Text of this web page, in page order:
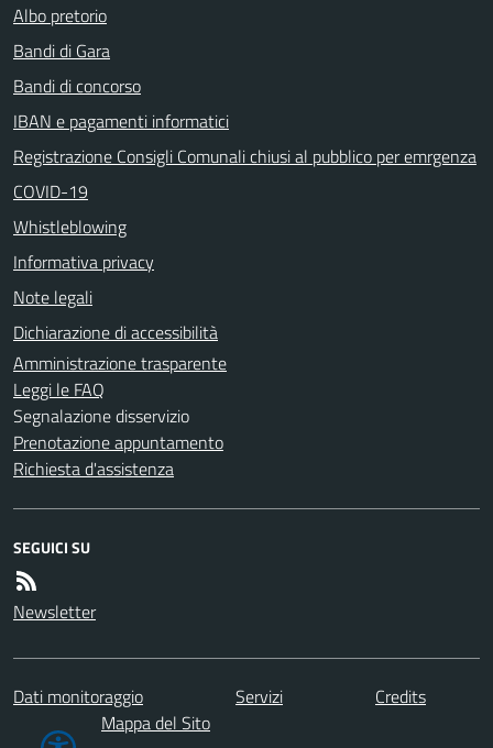
Albo pretorio
Bandi di Gara
Bandi di concorso
IBAN e pagamenti informatici
Registrazione Consigli Comunali chiusi al pubblico per emrgenza
COVID-19
Whistleblowing
Informativa privacy
Note legali
Dichiarazione di accessibilità
Amministrazione trasparente
Leggi le FAQ
Segnalazione disservizio
Prenotazione appuntamento
Richiesta d'assistenza
SEGUICI SU
Newsletter
Dati monitoraggio Servizi
Credits
Mappa del Sito